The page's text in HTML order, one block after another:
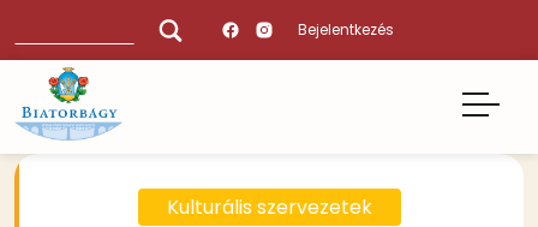
tartalomra
Bejelentkezés
Kulturális szervezetek